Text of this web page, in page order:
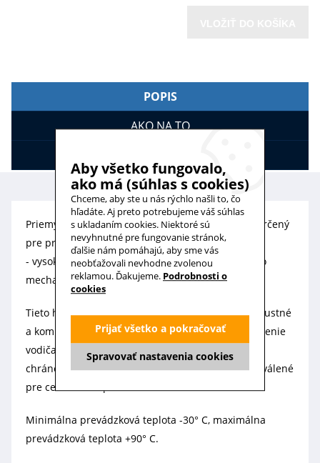
POPIS
AKO NA TO
Priemyselnýkonektor Hirschmann(BELDEN) je určený
pre prácu v najťažších podmienkach
- vysoké znečistenie vzduchu, vysoká vlhkosť alebo
mechanické vibrácie.
Tieto hranaté káblové konektory sivej farby sú robustné
a kompaktné, ideálne pre sieťové a riadiace pripojenie
vodiča. Majú krytie IP54, sú odolné voči vibráciám,
chránené proti prachu, striekajúcej vode a sú schválené
pre celosvetové použitie.
Minimálna prevádzková teplota -30° C, maximálna
prevádzková teplota +90° C.
Aby všetko fungovalo,
ako má (súhlas s cookies)
Chceme, aby ste u nás rýchlo našli to, čo
hľadáte. Aj preto potrebujeme váš súhlas
s ukladaním cookies. Niektoré sú
nevyhnutné pre fungovanie stránok,
ďalšie nám pomáhajú, aby sme vás
neobťažovali nevhodne zvolenou
reklamou. Ďakujeme. Podrobnosti o
cookies
Spravovať nastavenia cookies
Prijať všetko a pokračovať